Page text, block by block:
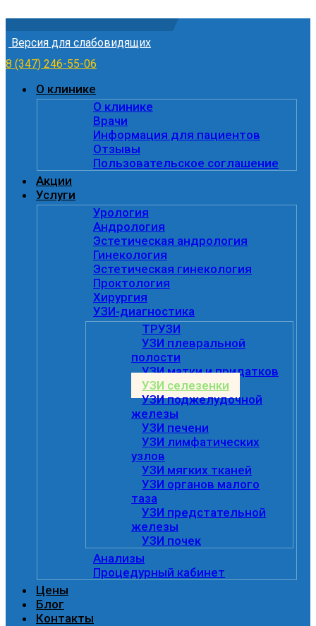
Версия для слабовидящих
8 (347) 246-55-06
О клинике
О клинике
Врачи
Информация для пациентов
Отзывы
Пользовательское соглашение
Акции
Услуги
Урология
Андрология
Эстетическая андрология
Гинекология
Эстетическая гинекология
Проктология
Хирургия
УЗИ-диагностика
ТРУЗИ
УЗИ плевральной
полости
УЗИ матки и придатков
УЗИ селезенки
УЗИ поджелудочной
железы
УЗИ печени
УЗИ лимфатических
узлов
УЗИ мягких тканей
УЗИ органов малого
таза
УЗИ предстательной
железы
УЗИ почек
Анализы
Процедурный кабинет
Цены
Блог
Контакты